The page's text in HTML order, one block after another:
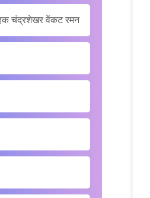
चंद्रशेखर वेंकट रमन